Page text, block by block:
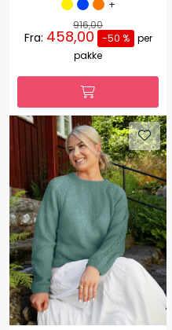
+
916,00
Fra: 458,00 -50 %
per
pakke